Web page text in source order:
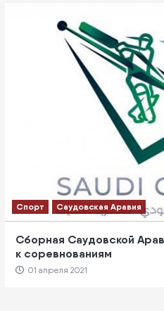
Спорт Саудовская Аравия
Сборная Саудовской
к соревнованиям
01 апреля 2021